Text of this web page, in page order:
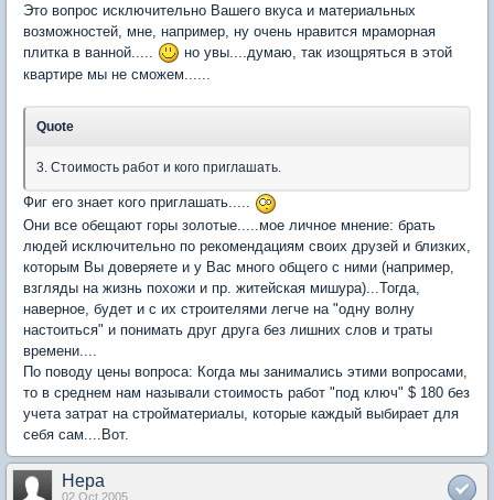
Это вопрос исключительно Вашего вкуса и материальных
возможностей, мне, например, ну очень нравится мраморная
плитка в ванной.....
но увы....думаю, так изощряться в этой
квартире мы не сможем......
Quote
3. Стоимость работ и кого приглашать.
Фиг его знает кого приглашать.....
Они все обещают горы золотые.....мое личное мнение: брать
людей исключительно по рекомендациям своих друзей и близких,
которым Вы доверяете и у Вас много общего с ними (например,
взгляды на жизнь похожи и пр. житейская мишура)...Тогда,
наверное, будет и с их строителями легче на "одну волну
настоиться" и понимать друг друга без лишних слов и траты
времени....
По поводу цены вопроса: Когда мы занимались этими вопросами,
то в среднем нам называли стоимость работ "под ключ" $ 180 без
учета затрат на стройматериалы, которые каждый выбирает для
себя сам....Вот.
Нера
02 Oct 2005